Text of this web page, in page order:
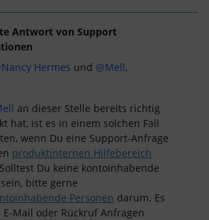
Antwort von Support
Hermes und @Mell,
an dieser Stelle bereits richtig
hat, ist es in einem solchen Fall
wenn Du eine Support-Anfrage
produktinternen Hilfebereich
Du keine kontoinhabende
bitte gerne
Personen darum. Es
E-Mail oder Rückruf Anfragen